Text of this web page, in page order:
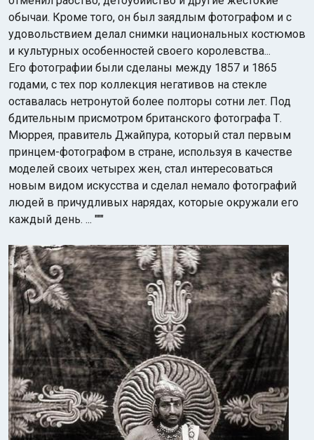
обычаи. Кроме того, он был заядлым фотографом и с
удовольствием делал снимки национальных костюмов
и культурных особенностей своего королевства...
Его фотографии были сделаны между 1857 и 1865
годами, с тех пор коллекция негативов на стекле
оставалась нетронутой более полторы сотни лет. Под
бдительным присмотром британского фотографа Т.
Мюррея, правитель Джайпура, который стал первым
принцем-фотографом в стране, используя в качестве
моделей своих четырех жен, стал интересоваться
новым видом искусства и сделал немало фотографий
людей в причудливых нарядах, которые окружали его
каждый день. ... """